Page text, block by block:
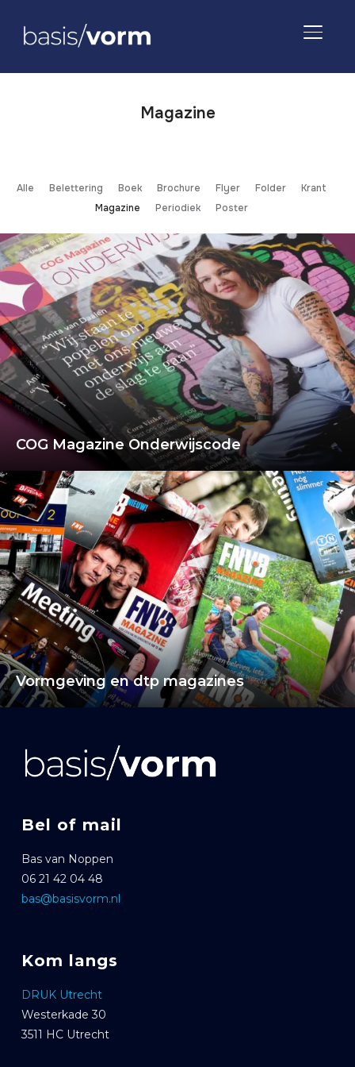
Magazine
Alle Belettering Boek Brochure Flyer Folder
Krant
Magazine
Periodiek Poster
COG Magazine Onderwijscode
Vormgeving en dtp magazines
Bel of mail
Bas van Noppen
06 21 42 04 48
bas@basisvorm.nl
Kom langs
DRUK Utrecht
Westerkade 30
3511 HC Utrecht